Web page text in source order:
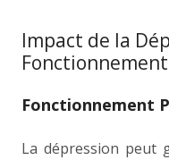
Impact de la
Fonctionnement
La dépression peut